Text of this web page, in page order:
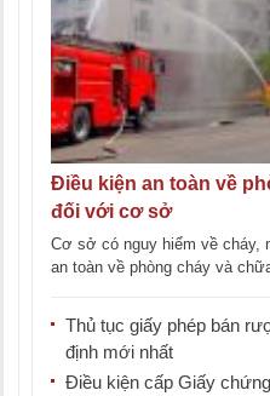
Điều kiện an toàn về
đối với cơ sở
Cơ sở có nguy hiểm về cháy,
an toàn về phòng cháy và
Thủ tục giấy phép bán
định mới nhất
Điều kiện cấp Giấy